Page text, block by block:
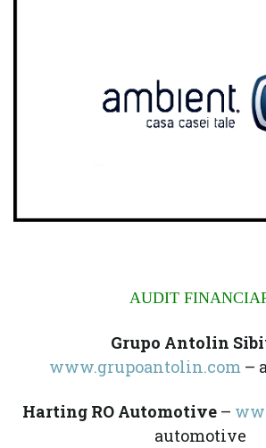
AUDIT
Grupo Antolin
www.grupoantolin.com –
Harting RO Automotive–
automotive